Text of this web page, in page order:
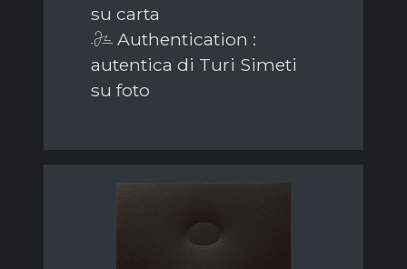
su carta
Authentication :
autentica di Turi Simeti
su foto